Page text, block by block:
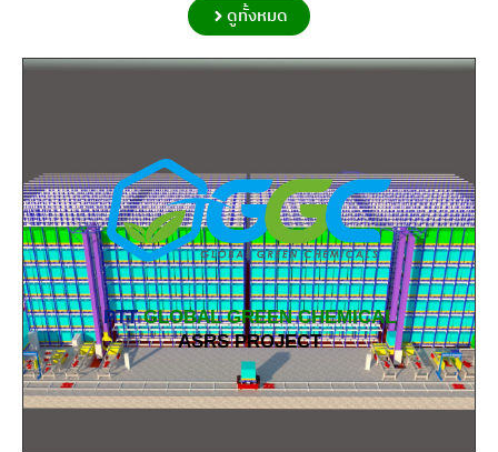
ดูทั้งหมด
PTTGLOBAL GREEN CHEMICAL
ASRS PROJECT